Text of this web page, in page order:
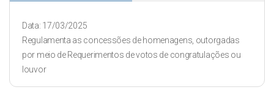
Data: 17/03/2025
Regulamenta as concessões de homenagens, outorgadas
por meio de Requerimentos de votos de congratulações ou
louvor